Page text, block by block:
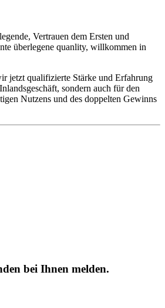
Vertrauen dem Ersten und
überlegene quanlity, willkommen in
jetzt qualifizierte Stärke und Erfahrung
sondern auch für den
Nutzens und des doppelten Gewinns
bei Ihnen melden.